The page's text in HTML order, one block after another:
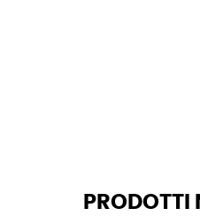
PRODOTTI